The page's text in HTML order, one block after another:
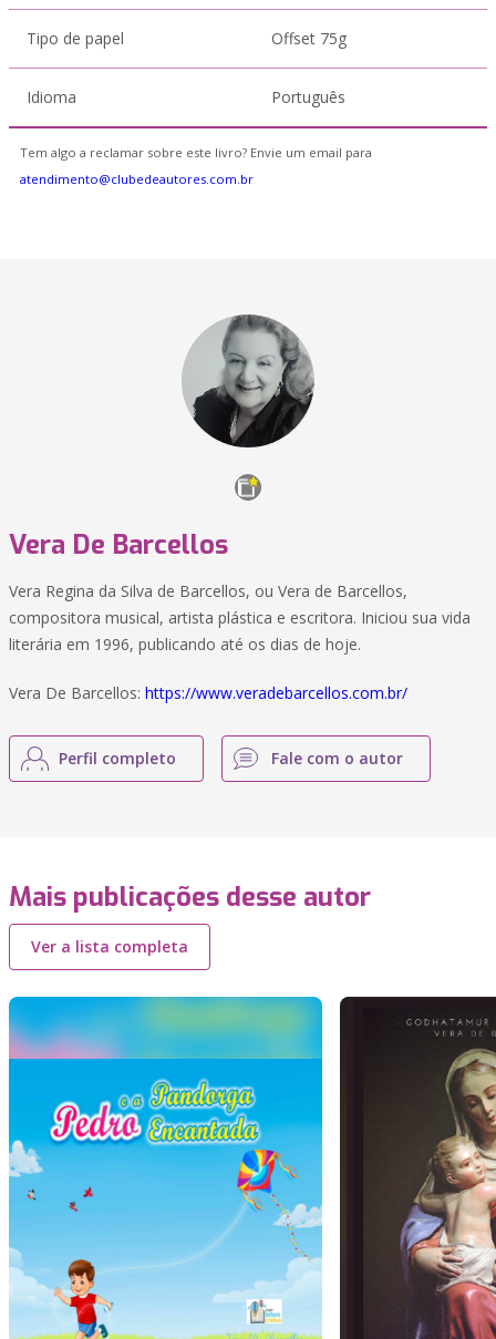
Tipo de papel Offset 75g
Idioma Português
Tem algo a reclamar sobre este livro? Envie um email para
atendimento@clubedeautores.com.br
Vera De Barcellos
Vera Regina da Silva de Barcellos, ou Vera de Barcellos,
compositora musical, artista plástica e escritora. Iniciou sua vida
literária em 1996, publicando até os dias de hoje.
Vera De Barcellos: https://www.veradebarcellos.com.br/
Perfil completo Fale com o autor
Mais publicações desse autor
Ver a lista completa